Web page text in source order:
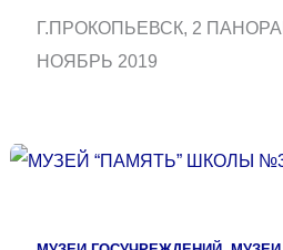
Г.ПРОКОПЬЕВСК, 2
НОЯБРЬ 2019